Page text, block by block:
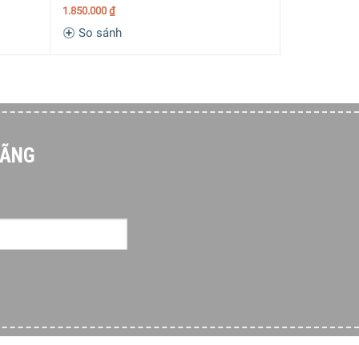
bữa ăn và góp phần tạo nên không gian ấm
ra những trải nghiệm ẩm thực đáng nhớ. Hãy
1.850.000 ₫
So sánh